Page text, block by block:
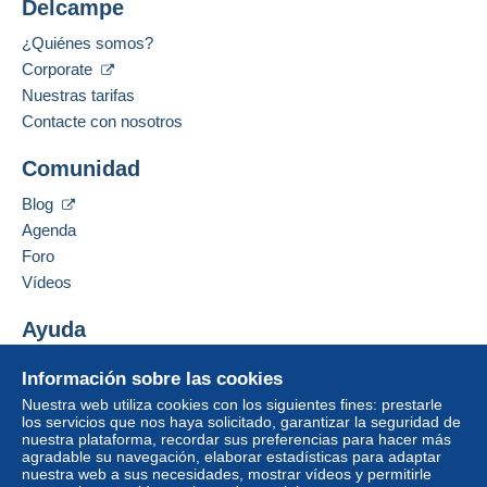
Precio según el modo de envío deseado
¡El vendedor le ofrece los gastos de envío!
Zona 3
Zona 4
Zona 5
Métodos de pago:
Idiomas hablados:
Francés,
Unidos)
1
Didier Mauroy
39, Rue du Thy
Contactar con el vendedor
Ocultar los objetos de este vendedor
Información sobre las cookies
Nuestra web utiliza cookies con los siguientes fines: prestarle
los servicios que nos haya solicitado, garantizar la seguridad de
nuestra plataforma, recordar sus preferencias para hacer más
agradable su navegación, elaborar estadísticas para adaptar
nuestra web a sus necesidades, mostrar vídeos y permitirle
Delcampe
¿Quiénes somos?
Corporate
Nuestras tarifas
Contacte con nosotros
Comunidad
Blog
Agenda
Foro
Vídeos
Ayuda
Comprar en Delcampe
Vender en Delcampe
Una página securizada